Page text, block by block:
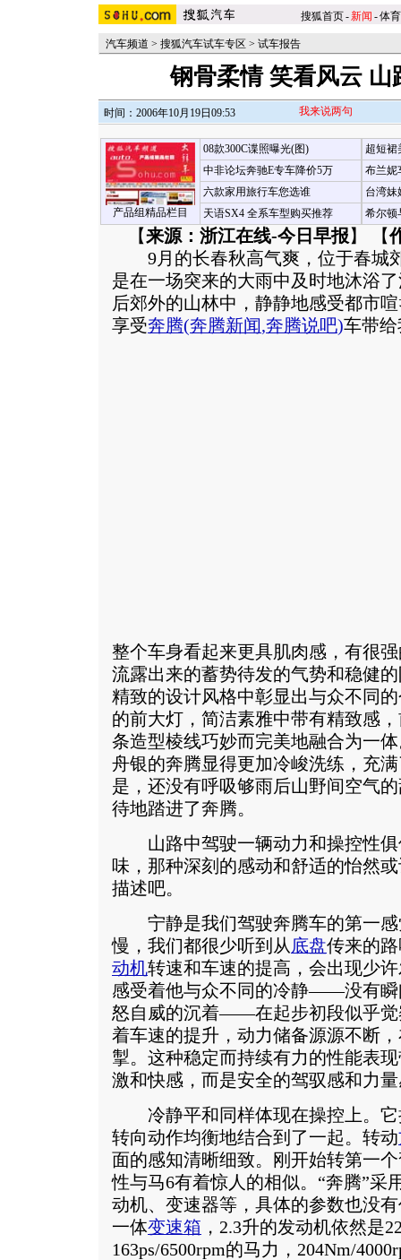
搜狐首页-新闻 -体育
汽车频道 > 搜狐汽车试车专区 > 试车报告
钢骨柔情 笑看风云 山
时间：2006年10月19日09:53 我来说两句
产品组精品栏目
08款300C谍照曝光(图)
中非论坛奔驰E专车降价5万
六款家用旅行车您选谁
天语SX4 全系车型购买推荐
超短裙
布兰妮
台湾妹
希尔顿
【来源：浙江在线-今日早报 】 【
9月的长春秋高气爽，位于春城
是在一场突来的大雨中及时地沐浴
后郊外的山林中，静静地感受都市
享受奔腾(奔腾新闻,奔腾说吧)车带
整个车身看起来更具肌肉感，有很
流露出来的蓄势待发的气势和稳健
精致的设计风格中彰显出与众不同
的前大灯，简洁素雅中带有精致感
条造型棱线巧妙而完美地融合为一
舟银的奔腾显得更加冷峻洗练，充
是，还没有呼吸够雨后山野间空气
待地踏进了奔腾。
山路中驾驶一辆动力和操控性俱
味，那种深刻的感动和舒适的怡然
描述吧。
宁静是我们驾驶奔腾车的第一感
慢，我们都很少听到从底盘传来的
动机转速和车速的提高，会出现少
感受着他与众不同的冷静——没有瞬
怒自威的沉着——在起步初段似乎觉
着车速的提升，动力储备源源不断
掣。这种稳定而持续有力的性能表
激和快感，而是安全的驾驭感和力
冷静平和同样体现在操控上。它
转向动作均衡地结合到了一起。转动
面的感知清晰细致。刚开始转第一
性与马6有着惊人的相似。“奔腾”采
动机、变速器等，具体的参数也没
一体变速箱 ，2.3升的发动机依然是
163ps/6500rpm的马力，204Nm/